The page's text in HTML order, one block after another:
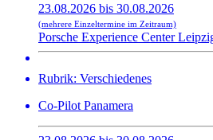
23.08.2026 bis 30.08.2026
(mehrere Einzeltermine im Zeitraum)
Porsche Experience Center
Rubrik: Verschiedenes
Co-Pilot Panamera